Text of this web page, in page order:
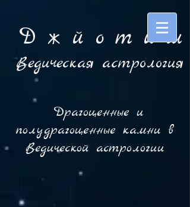
Д ж й o т и ш
Ведическая астрология
Драгоценные и
полудрагоценные камни в
Ведической астрологии